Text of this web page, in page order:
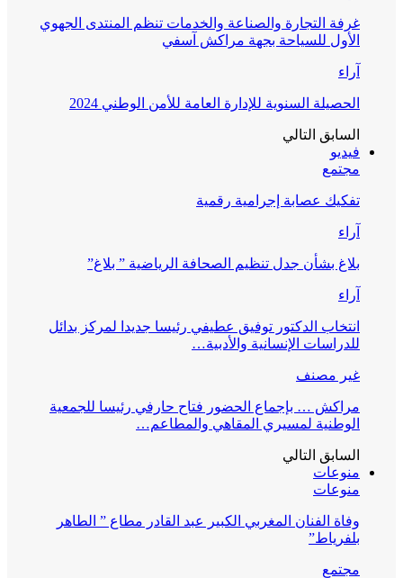
غرفة التجارة والصناعة والخدمات تنظم المنتدى الجهوي
الأول للسياحة بجهة مراكش آسفي
آراء
الحصيلة السنوية للإدارة العامة للأمن الوطني 2024
السابق التالي
فيديو
مجتمع
تفكيك عصابة إجرامية رقمية
آراء
بلاغ بشأن جدل تنظيم الصحافة الرياضية ” بلاغ”
آراء
انتخاب الدكتور توفيق عطيفي رئيسا جديدا لمركز بدائل
للدراسات الإنسانية والأدبية…
غير مصنف
مراكش … بإجماع الحضور فتاح حارفي رئيسا للجمعية
الوطنية لمسيري المقاهي والمطاعم…
السابق التالي
منوعات
منوعات
وفاة الفنان المغربي الكبير عبد القادر مطاع ” الطاهر
بلفرياط”
مجتمع